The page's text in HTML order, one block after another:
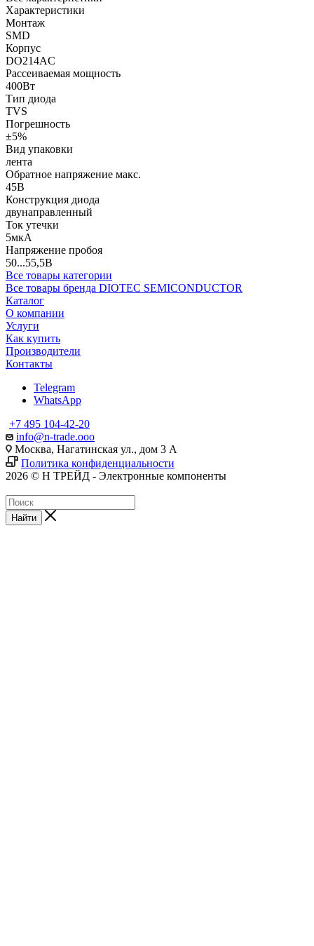
Характеристики
Монтаж
SMD
Корпус
DO214AC
Рассеиваемая мощность
400Вт
Тип диода
TVS
Погрешность
±5%
Вид упаковки
лента
Обратное напряжение макс.
45В
Конструкция диода
двунаправленный
Ток утечки
5мкА
Напряжение пробоя
50...55,5В
Все товары категории
Все товары бренда DIOTEC SEMICONDUCTOR
Каталог
О компании
Услуги
Как купить
Производители
Контакты
Telegram
WhatsApp
+7 495 104-42-20
info@n-trade.ooo
Москва, Нагатинская ул., дом 3 А
Политика конфиденциальности
2026 © Н ТРЕЙД - Электронные компоненты
Найти